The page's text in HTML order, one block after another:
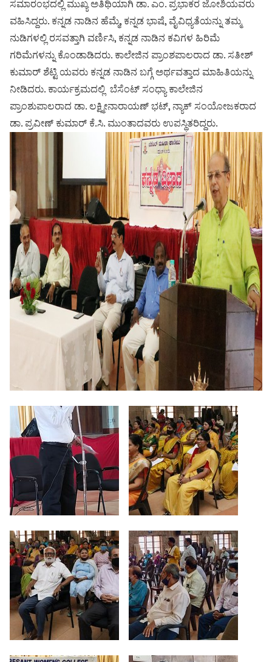
ಸಮಾರಂಭದಲ್ಲಿ ಮುಖ್ಯ ಅತಿಥಿಯಾಗಿ ಡಾ. ಎಂ. ಪ್ರಭಾಕರ ಜೋಶಿಯವರು
ವಹಿಸಿದ್ದರು. ಕನ್ನಡ ನಾಡಿನ ಹೆಮ್ಮೆ, ಕನ್ನಡ ಭಾಷೆ, ವೈವಿಧ್ಯತೆಯನ್ನು ತಮ್ಮ
ನುಡಿಗಳಲ್ಲಿ ರಸವತ್ತಾಗಿ ವರ್ಣಿಸಿ, ಕನ್ನಡ ನಾಡಿನ ಕವಿಗಳ ಹಿರಿಮೆ
ಗರಿಮೆಗಳನ್ನು ಕೊಂಡಾಡಿದರು. ಕಾಲೇಜಿನ ಪ್ರಾಂಶಪಾಲರಾದ ಡಾ. ಸತೀಶ್
ಕುಮಾರ್ ಶೆಟ್ಟಿ ಯವರು ಕನ್ನಡ ನಾಡಿನ ಬಗ್ಗೆ ಅರ್ಥವತ್ತಾದ ಮಾಹಿತಿಯನ್ನು
ನೀಡಿದರು. ಕಾರ್ಯಕ್ರಮದಲ್ಲಿ ಬೆಸೆಂಟ್ ಸಂಧ್ಯಾ ಕಾಲೇಜಿನ
ಪ್ರಾಂಶುಪಾಲರಾದ ಡಾ. ಲಕ್ಷ್ಮೀನಾರಾಯಣ್ ಭಟ್, ನ್ಯಾಕ್ ಸಂಯೋಜಕರಾದ
ಡಾ. ಪ್ರವೀಣ್ ಕುಮಾರ್ ಕೆ.ಸಿ. ಮುಂತಾದವರು ಉಪಸ್ಥಿತರಿದ್ದರು.